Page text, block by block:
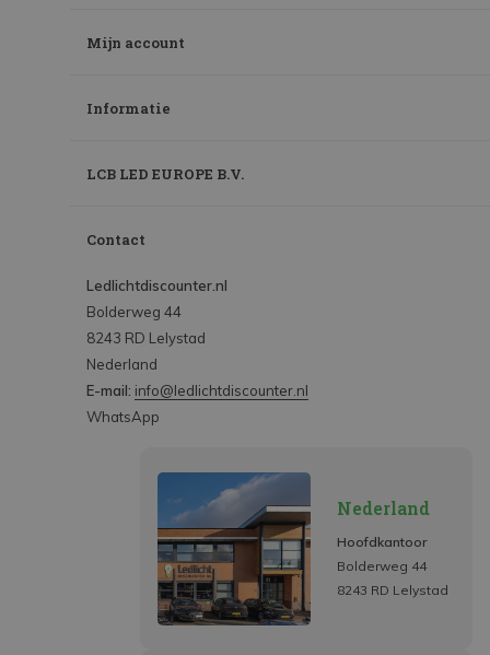
Mijn account
Informatie
LCB LED EUROPE B.V.
Contact
Ledlichtdiscounter.nl
Bolderweg 44
8243 RD Lelystad
Nederland
E-mail: info@ledlichtdiscounter.nl
WhatsApp
Nederland
Hoofdkantoor
Bolderweg 44
8243 RD Lelystad